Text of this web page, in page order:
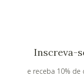
Inscreva-
e receba 10%